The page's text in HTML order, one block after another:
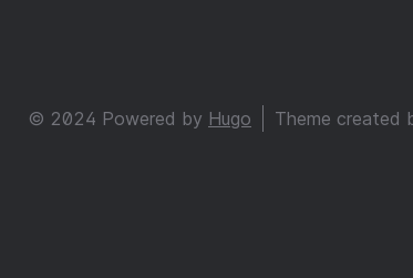
© 2024 Powered by Hugo Theme created